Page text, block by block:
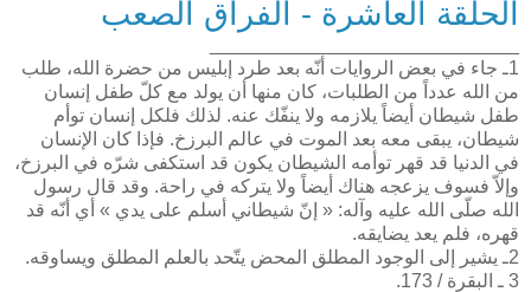
الحلقة العاشرة - الفراق الصعب
1ـ جاء في بعض الروايات أنّه بعد طرد إبليس من حضرة الله، طلب
من الله عدداً من الطلبات، كان منها أن يولد مع كلّ طفل إنسان
طفل شيطان أيضاً يلازمه ولا ينفّك عنه. لذلك فلكل إنسان توأم
شيطان، يبقى معه بعد الموت في عالم البرزخ. فإذا كان الإنسان
في الدنيا قد قهر توأمه الشيطان يكون قد استكفى شرّه في البرزخ،
وإلاّ فسوف يزعجه هناك أيضاً ولا يتركه في راحة. وقد قال رسول
الله صلّى الله عليه وآله: « إنّ شيطاني أسلم على يدي » أي أنّه قد
قهره، فلم يعد يضايقه.
2ـ يشير إلى الوجود المطلق المحض يتّحد بالعلم المطلق ويساوقه.
3 ـ البقرة / 173.